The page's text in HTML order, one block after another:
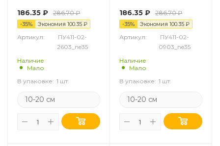
186.35 ₽ 286.70₽
-35% Экономия 100.35 ₽
Артикул:
ПУ411-02-
2603_ne35
Наличие
Мало
В упаковке: 1 шт.
10-20 см
186.35 ₽ 286.70₽
-35% Экономия 100.35 ₽
Артикул:
ПУ411-02-
0903_ne35
Наличие
Мало
В упаковке: 1 шт.
10-20 см